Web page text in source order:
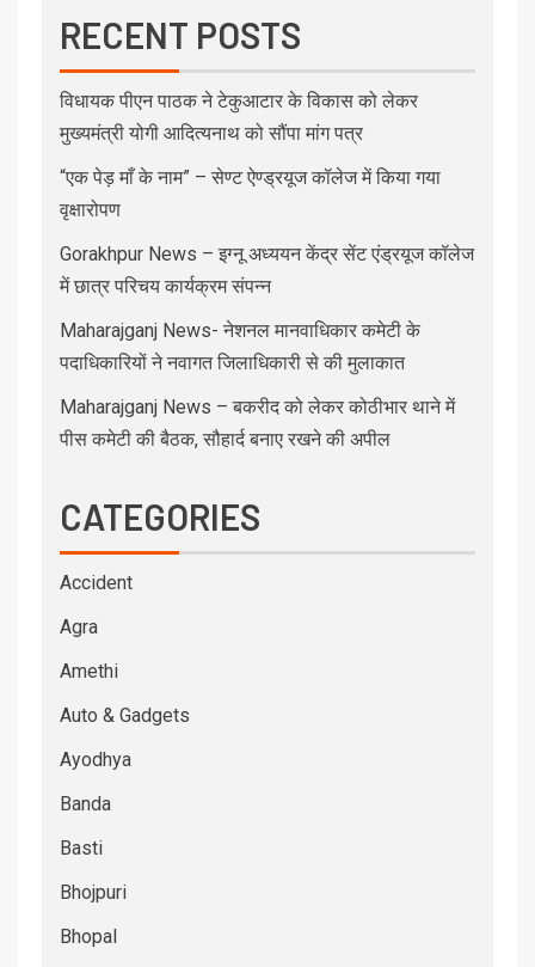
RECENT POSTS
विधायक पीएन पाठक ने टेकुआटार के विकास को लेकर
मुख्यमंत्री योगी आदित्यनाथ को सौंपा मांग पत्र
“एक पेड़ माँ के नाम” – सेण्ट ऐण्ड्रयूज कॉलेज में किया गया
वृक्षारोपण
Gorakhpur News – इग्नू अध्ययन केंद्र सेंट एंड्रयूज कॉलेज
में छात्र परिचय कार्यक्रम संपन्न
Maharajganj News- नेशनल मानवाधिकार कमेटी के
पदाधिकारियों ने नवागत जिलाधिकारी से की मुलाकात
Maharajganj News – बकरीद को लेकर कोठीभार थाने में
पीस कमेटी की बैठक, सौहार्द बनाए रखने की अपील
CATEGORIES
Accident
Agra
Amethi
Auto & Gadgets
Ayodhya
Banda
Basti
Bhojpuri
Bhopal